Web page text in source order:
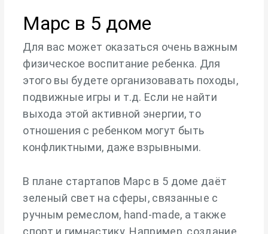
Марс в 5 доме
Для вас может оказаться очень важным
физическое воспитание ребенка. Для
этого вы будете организовавать походы,
подвижные игры и т.д. Если не найти
выхода этой активной энергии, то
отношения с ребенком могут быть
конфликтными, даже взрывными.
В плане стартапов Марс в 5 доме даёт
зеленый свет на сферы, связанные с
ручным ремеслом, hand-made, а также
спорт и гимнастику. Например, создание